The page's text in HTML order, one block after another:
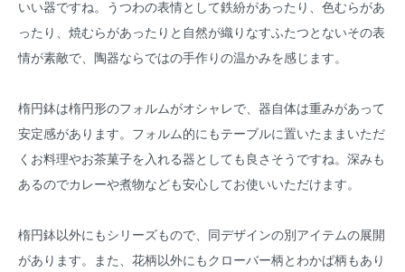
いい器ですね。うつわの表情として鉄紛があったり、色むらがあ
ったり、焼むらがあったりと自然が織りなすふたつとないその表
情が素敵で、陶器ならではの手作りの温かみを感じます。
楕円鉢は楕円形のフォルムがオシャレで、器自体は重みがあって
安定感があります。フォルム的にもテーブルに置いたままいただ
くお料理やお茶菓子を入れる器としても良さそうですね。深みも
あるのでカレーや煮物なども安心してお使いいただけます。
楕円鉢以外にもシリーズもので、同デザインの別アイテムの展開
があります。また、花柄以外にもクローバー柄とわかば柄もあり